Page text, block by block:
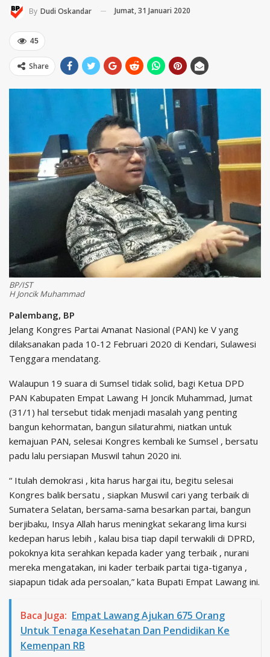
By Dudi Oskandar Jumat, 31 Januari 2020
45
Share
BP/IST
H Joncik Muhammad
Palembang, BP
Jelang Kongres Partai Amanat Nasional (PAN) ke V yang
dilaksanakan pada 10-12 Februari 2020 di Kendari, Sulawesi
Tenggara mendatang.
Walaupun 19 suara di Sumsel tidak solid, bagi Ketua DPD
PAN Kabupaten Empat Lawang H Joncik Muhammad, Jumat
(31/1) hal tersebut tidak menjadi masalah yang penting
bangun kehormatan, bangun silaturahmi, niatkan untuk
kemajuan PAN, selesai Kongres kembali ke Sumsel , bersatu
padu lalu persiapan Muswil tahun 2020 ini.
“ Itulah demokrasi , kita harus hargai itu, begitu selesai
Kongres balik bersatu , siapkan Muswil cari yang terbaik di
Sumatera Selatan, bersama-sama besarkan partai, bangun
berjibaku, Insya Allah harus meningkat sekarang lima kursi
kedepan harus lebih , kalau bisa tiap dapil terwakili di DPRD,
pokoknya kita serahkan kepada kader yang terbaik , nurani
mereka mengatakan, ini kader terbaik partai tiga-tiganya ,
siapapun tidak ada persoalan,” kata Bupati Empat Lawang ini.
Baca Juga: Empat Lawang Ajukan 675 Orang
Untuk Tenaga Kesehatan Dan Pendidikan Ke
Kemenpan RB